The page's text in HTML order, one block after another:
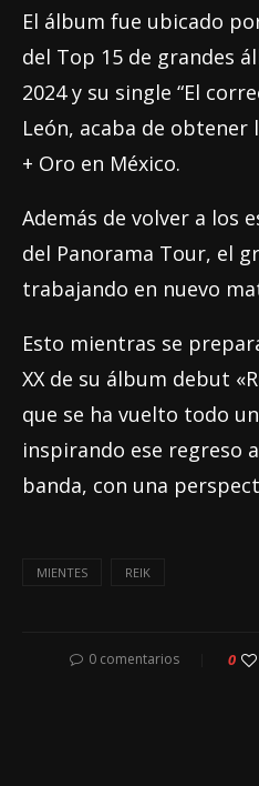
El álbum fue ubicado
del Top 15 de grandes
2024 y su single “El
León, acaba de
+ Oro en México.
Además de volver a los
del Panorama Tour, el
trabajando en nuevo
Esto mientras se
XX de su álbum debut
que se ha vuelto todo
inspirando ese regreso
banda, con una
MIENTES REIK
0 comentarios 0